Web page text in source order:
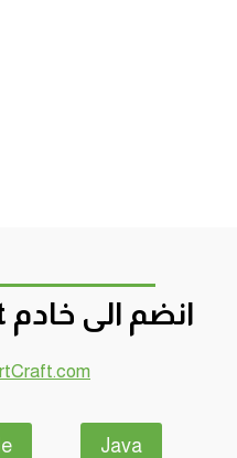
انضم الى خادم SmartCraft الآن
Java